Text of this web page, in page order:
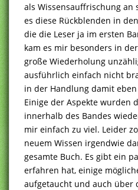
als Wissensauffrischung an
es diese Rückblenden in
die die Leser ja im ersten
kam es mir besonders in
große Wiederholung
ausführlich einfach nicht
in der Handlung damit
Einige der Aspekte wurden
innerhalb des Bandes
mir einfach zu viel. Leider
neuem Wissen irgendwie
gesamte Buch. Es gibt ein
erfahren hat, einige
aufgetaucht und auch über